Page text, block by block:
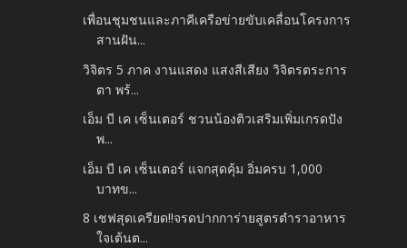
เพื่อนชุมชนและภาคีเครือข่ายขับเคลื่อนโครงการ
สานฝัน...
วิจิตร 5 ภาค งานแสดง แสงสีเสียง วิจิตรตระการ
ตา พร้...
เอ็ม บี เค เซ็นเตอร์ ชวนน้องติวเสริมเพิ่มเกรดปัง
พ...
เอ็ม บี เค เซ็นเตอร์ แจกสุดคุ้ม อิ่มครบ 1,000
บาทข...
8 เชฟสุดเครียด!!จรดปากการ่ายสูตรตำราอาหาร
ใจเต้นต...